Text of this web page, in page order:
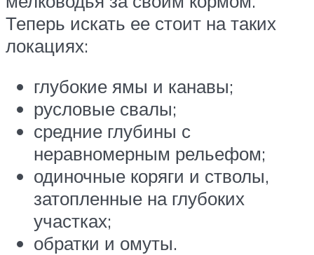
Теперь искать ее стоит на таких
локациях:
глубокие ямы и канавы;
русловые свалы;
средние глубины с
неравномерным рельефом;
одиночные коряги и стволы,
затопленные на глубоких
участках;
обратки и омуты.